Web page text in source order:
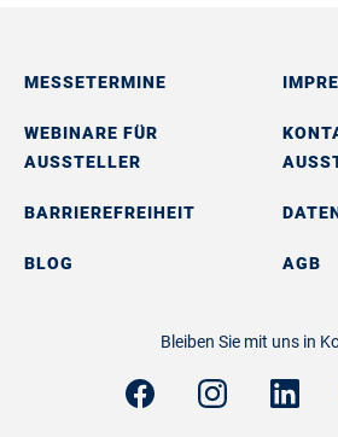
MESSETERMINE
WEBINARE FÜR
AUSSTELLER
BARRIEREFREIHEIT
BLOG AGB
Bleiben Sie mit uns in